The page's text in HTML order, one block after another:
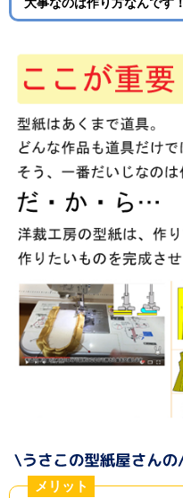
メリット